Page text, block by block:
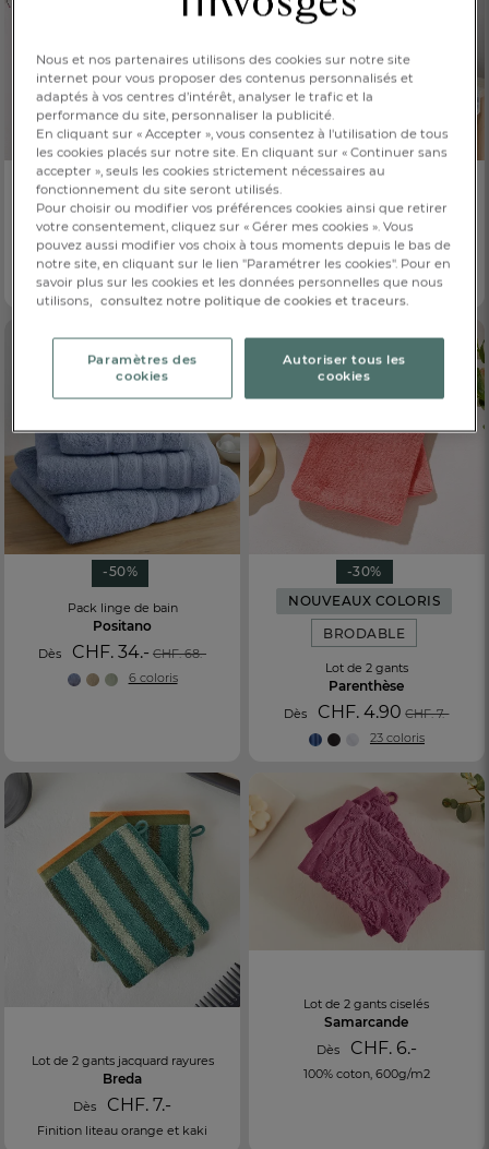
-30% NOUVEAUTÉ
Lot de 2 gants
Botanica
DèsCHF. 4.90 CHF. 7.-
100% coton 550g/m²
-50%
Pack linge de bain
L'Estagnol
DèsCHF. 23.- CHF. 46.-
6 coloris
-50%
Pack linge de bain
Positano
Dès CHF. 34.- CHF. 68.-
6 coloris
-30%
NOUVEAUX COLORIS
BRODABLE
Lot de 2 gants
Parenthèse
Dès CHF. 4.90 CHF. 7.-
23 coloris
Lot de 2 gants jacquard rayures
Breda
Dès CHF. 7.-
Finition liteau orange et kaki
Lot de 2 gants ciselés
Samarcande
Dès CHF. 6.-
100% coton, 600g/m2
Nous et nos partenaires utilisons des cookies sur notre site
internet pour vous proposer des contenus personnalisés et
adaptés à vos centres d’intérêt, analyser le trafic et la
performance du site, personnaliser la publicité.
En cliquant sur « Accepter », vous consentez à l'utilisation de tous
les cookies placés sur notre site. En cliquant sur « Continuer sans
accepter », seuls les cookies strictement nécessaires au
fonctionnement du site seront utilisés.
Pour choisir ou modifier vos préférences cookies ainsi que retirer
votre consentement, cliquez sur « Gérer mes cookies ». Vous
pouvez aussi modifier vos choix à tous moments depuis le bas de
notre site, en cliquant sur le lien "Paramétrer les cookies". Pour en
savoir plus sur les cookies et les données personnelles que nous
utilisons, consultez notre politique de cookies et traceurs.
Paramètres des
cookies
Autoriser tous les
cookies